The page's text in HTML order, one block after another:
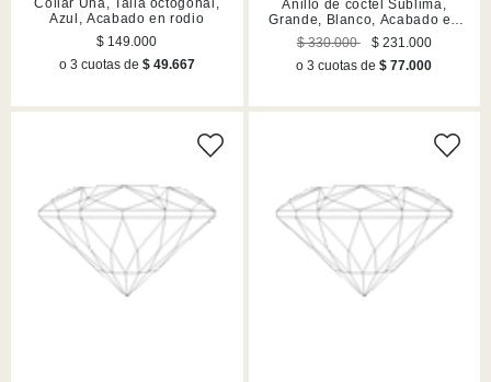
Collar Una, Talla octogonal,
Azul, Acabado en rodio
$ 149.000
o 3 cuotas de $ 49.667
Anillo de cóctel Sublima,
Grande, Blanco, Acabado en
rodio
$ 330.000
$ 231.000
o 3 cuotas de$ 77.000